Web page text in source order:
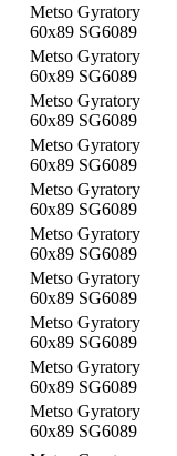
Metso Gyratory
60x89 SG6089
Metso Gyratory
60x89 SG6089
Metso Gyratory
60x89 SG6089
Metso Gyratory
60x89 SG6089
Metso Gyratory
60x89 SG6089
Metso Gyratory
60x89 SG6089
Metso Gyratory
60x89 SG6089
Metso Gyratory
60x89 SG6089
Metso Gyratory
60x89 SG6089
Metso Gyratory
60x89 SG6089